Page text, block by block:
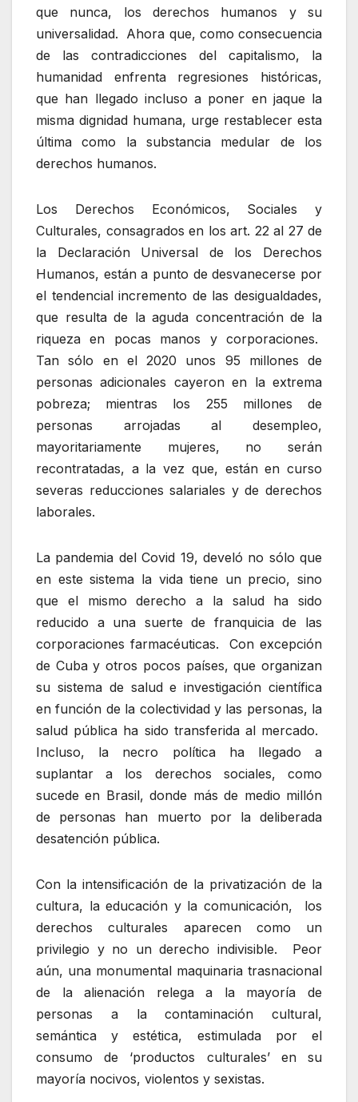
que nunca, los derechos humanos y su
universalidad. Ahora que, como consecuencia
de las contradicciones del capitalismo, la
humanidad enfrenta regresiones históricas,
que han llegado incluso a poner en jaque la
misma dignidad humana, urge restablecer esta
última como la substancia medular de los
derechos humanos.
Los Derechos Económicos, Sociales y
Culturales, consagrados en los art. 22 al 27 de
la Declaración Universal de los Derechos
Humanos, están a punto de desvanecerse por
el tendencial incremento de las desigualdades,
que resulta de la aguda concentración de la
riqueza en pocas manos y corporaciones.
Tan sólo en el 2020 unos 95 millones de
personas adicionales cayeron en la extrema
pobreza; mientras los 255 millones de
personas arrojadas al desempleo,
mayoritariamente mujeres, no serán
recontratadas, a la vez que, están en curso
severas reducciones salariales y de derechos
laborales.
La pandemia del Covid 19, develó no sólo que
en este sistema la vida tiene un precio, sino
que el mismo derecho a la salud ha sido
reducido a una suerte de franquicia de las
corporaciones farmacéuticas. Con excepción
de Cuba y otros pocos países, que organizan
su sistema de salud e investigación científica
en función de la colectividad y las personas, la
salud pública ha sido transferida al mercado.
Incluso, la necro política ha llegado a
suplantar a los derechos sociales, como
sucede en Brasil, donde más de medio millón
de personas han muerto por la deliberada
desatención pública.
Con la intensificación de la privatización de la
cultura, la educación y la comunicación, los
derechos culturales aparecen como un
privilegio y no un derecho indivisible. Peor
aún, una monumental maquinaria trasnacional
de la alienación relega a la mayoría de
personas a la contaminación cultural,
semántica y estética, estimulada por el
consumo de ‘productos culturales’ en su
mayoría nocivos, violentos y sexistas.